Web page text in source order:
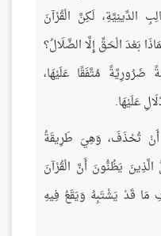
الدِّينِيَّةِ، لَكِنَّ الْقُرْآنَ
بَعْدَ الْحَقِّ إِلَّا الضَّلَالُ؟
مُتَّفَقًا عَلَيْهَا،
عَلَيْهَا.
أَنْ تُحْذَفَ، وَهِيَ طَرِيقَةُ
الَّذِينَ يَظُنُّونَ أَنَّ الْقُرْآنَ
مَا قَدْ يَشْتَبِهُ وَيَقَعُ فِيهِ